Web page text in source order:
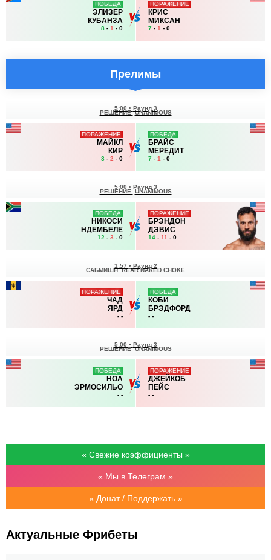
Прелимы
ПОБЕДА
ЭЛИЗЕР
КУБАНЗА
8 - 1 - 0
ПОРАЖЕНИЕ
КРИС
МИКСАН
7 - 1 - 0
ПОРАЖЕНИЕ
МАЙКЛ
КИР
8 - 2 - 0
5:00 • Раунд 3
РЕШЕНИЕ UNANIMOUS
ПОБЕДА
БРАЙС
МЕРЕДИТ
7 - 1 - 0
ПОБЕДА
НИКОСИ
НДЕМБЕЛЕ
12 - 3 - 0
5:00 • Раунд 3
РЕШЕНИЕ UNANIMOUS
ПОРАЖЕНИЕ
БРЭНДОН
ДЭВИС
14 - 11 - 0
ПОРАЖЕНИЕ
ЧАД
ЯРД
- -
1:57 • Раунд 2
САБМИШН REAR NAKED CHOKE
ПОБЕДА
КОБИ
БРЭДФОРД
- -
ПОБЕДА
НОА
ЭРМОСИЛЬО
- -
5:00 • Раунд 3
РЕШЕНИЕ UNANIMOUS
ПОРАЖЕНИЕ
ДЖЕЙКОБ
ПЕЙС
- -
« Свежие коэффициенты »
« Мы в Телеграм »
« Донат / Поддержать »
Актуальные Фрибеты